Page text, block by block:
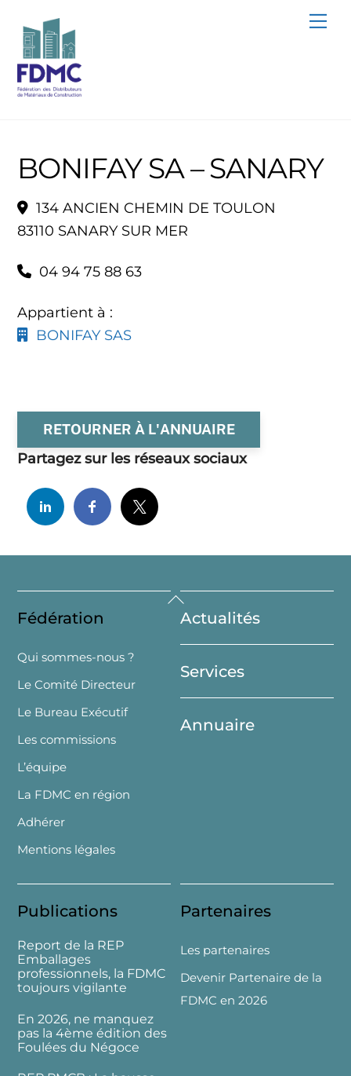
content
BONIFAY SA – SANARY
134 ANCIEN CHEMIN DE TOULON
83110 SANARY SUR MER
04 94 75 88 63
Appartient à :
BONIFAY SAS
RETOURNER À L'ANNUAIRE
Partagez sur les réseaux sociaux
Back
To
Top
Fédération
Qui sommes-nous ?
Le Comité Directeur
Le Bureau Exécutif
Les commissions
L’équipe
La FDMC en région
Adhérer
Mentions légales
Actualités
Services
Annuaire
Publications
Report de la REP
Emballages
professionnels, la FDMC
toujours vigilante
En 2026, ne manquez
pas la 4ème édition des
Foulées du Négoce
Partenaires
Les partenaires
Devenir Partenaire de la
FDMC en 2026